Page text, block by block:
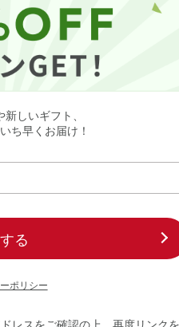
ピンクのバラがチャームポイント
カード付き
しいギフト、
ち早くお届け！
る
ポリシー